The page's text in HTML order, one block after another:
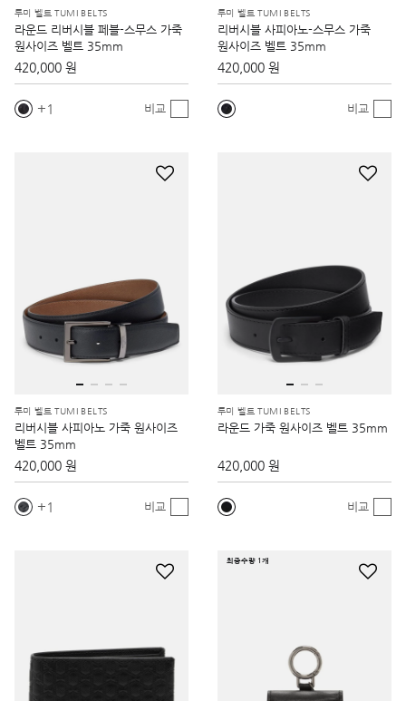
투미 벨트 TUMI BELTS
라운드 리버시블 페블-스무스 가죽
원사이즈 벨트 35mm
420,000 원
1 비교
투미 벨트 TUMI BELTS
리버시블 사피아노-스무스 가죽
원사이즈 벨트 35mm
420,000 원
비교
투미 벨트 TUMI BELTS
리버시블 사피아노 가죽 원사이즈
벨트 35mm
420,000 원
1 비교
투미 벨트 TUMI BELTS
라운드 가죽 원사이즈 벨트 35mm
420,000 원
비교
최종수량 1개